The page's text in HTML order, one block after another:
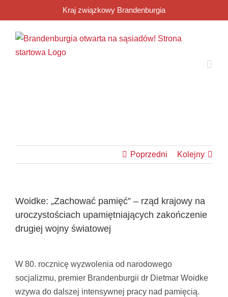
do
zawartości
Kraj związkowy Brandenburgia
Poprzedni Kolejny
Woidke: „Zachować pamięć” – rząd krajowy na
uroczystościach upamiętniających zakończenie
drugiej wojny światowej
większy
obrazek
W 80. rocznicę wyzwolenia od narodowego
socjalizmu, premier Brandenburgii dr Dietmar Woidke
wzywa do dalszej intensywnej pracy nad pamięcią.